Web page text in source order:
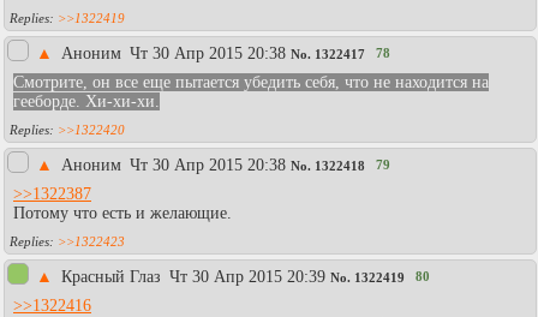
>>1322419
▲ Аноним Чт 30 Апр 2015 20:38 No. 1322417 78
Смотрите, он все еще пытается убедить себя, что не находится на
гееборде. Хи-хи-хи.
>>1322420
▲ Аноним Чт 30 Апр 2015 20:38 No. 1322418 79
>>1322387
Потому что есть и желающие.
>>1322423
▲ Красный Глаз Чт 30 Апр 2015 20:39 No. 1322419 80
>>1322416